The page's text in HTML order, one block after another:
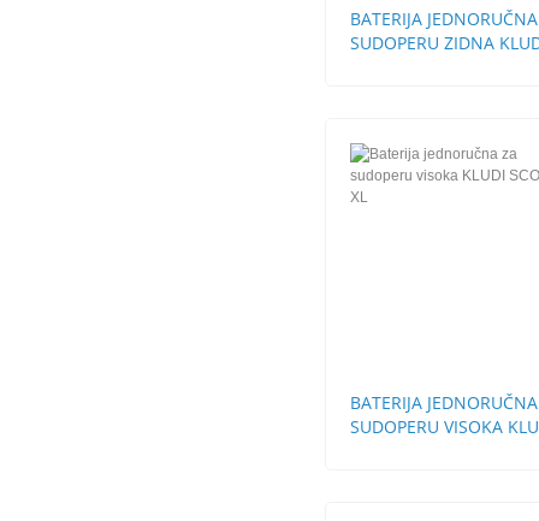
BATERIJA
SUDOPERU ZIDNA
BATERIJA
SUDOPERU VISOKA